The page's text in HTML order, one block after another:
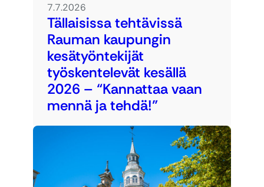
7.7.2026
Tällaisissa tehtävissä
Rauman kaupungin
kesätyöntekijät
työskentelevät kesällä
2026 – “Kannattaa vaan
mennä ja tehdä!”